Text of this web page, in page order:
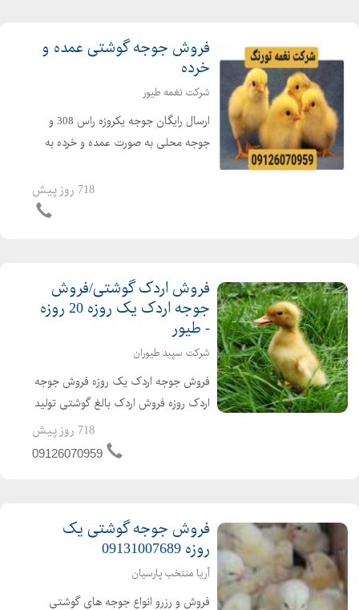
فروش جوجه گوشتی عمده و
خرده
شرکت نغمه طیور
ارسال رایگان جوجه یکروزه راس 308 و
جوجه محلی به صورت عمده و خرده به
کیفیت فروش مرغ بومی یک روزه به
صورت عمده و خرده بهترین قیمت جوجه
718 روز پیش
فروش اردک گوشتی/فروش
جوجه اردک یک روزه 20 روزه
- طیور
شرکت سپید طیوران
فروش جوجه اردک یک روزه فروش جوجه
اردک روزه فروش اردک بالغ گوشتی تولید
کننده ی جوجه اردک از یک روزه تا بالغ
فروش اردک گوشتی عمده ای و خرده ای
718 روز پیش
09126070959
فروش جوجه گوشتی یک
روزه 09131007689
آریا منتخب پارسیان
فروش و رزرو انواع جوجه های گوشتی